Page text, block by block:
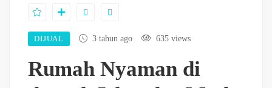
DIJUAL 3 tahun ago 635 views
Rumah Nyaman di